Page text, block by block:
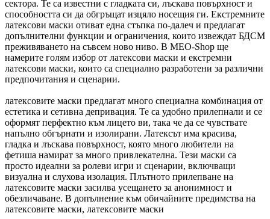
сектора. Те са известни с гладката си, лъскава повърхност и
способността си да обгръщат изцяло носещия ги. Екстремните
латексови маски отиват една стъпка по-далеч и предлагат
допълнителни функции и ограничения, които извеждат БДСМ
преживяването на съвсем ново ниво. В MEO-Shop ще
намерите голям избор от латексови маски и екстремни
латексови маски, които са специално разработени за различни
предпочитания и сценарии.
латексовите маски предлагат много специална комбинация от
естетика и сетивна депривация. Те са удобно прилепнали и се
оформят перфектно към лицето ви, така че да се чувствате
напълно обгърнати и изолирани. Латексът има красива,
гладка и лъскава повърхност, която много любители на
фетиша намират за много привлекателна. Тези маски са
просто идеални за ролеви игри и сценарии, включващи
визуална и слухова изолация. Плътното прилепване на
латексовите маски засилва усещането за анонимност и
обезличаване. В допълнение към обичайните предимства на
латексовите маски, латексовите маски